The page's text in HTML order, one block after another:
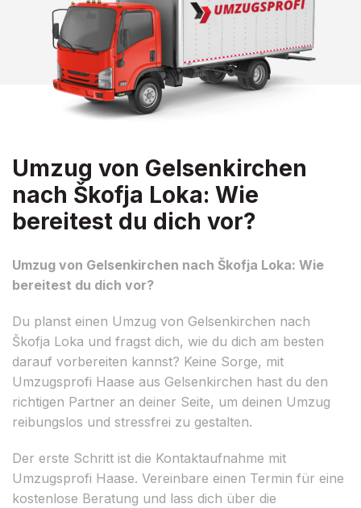
Umzug von Gelsenkirchen
nach Škofja Loka: Wie
bereitest du dich vor?
Umzug von Gelsenkirchen nach Škofja Loka: Wie
bereitest du dich vor?
Du planst einen Umzug von Gelsenkirchen nach
Škofja Loka und fragst dich, wie du dich am besten
darauf vorbereiten kannst? Keine Sorge, mit
Umzugsprofi Haase aus Gelsenkirchen hast du den
richtigen Partner an deiner Seite, um deinen Umzug
reibungslos und stressfrei zu gestalten.
Der erste Schritt ist die Kontaktaufnahme mit
Umzugsprofi Haase. Vereinbare einen Termin für eine
kostenlose Beratung und lass dich über die